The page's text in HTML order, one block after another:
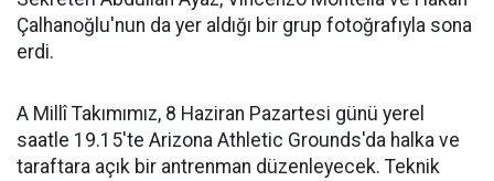
Çalhanoğlu'nun da yer aldığı bir grup fotoğrafıyla sona
erdi.
A Millî Takımımız, 8 Haziran Pazartesi günü yerel
saatle 19.15'te Arizona Athletic Grounds'da halka ve
taraftara açık bir antrenman düzenleyecek. Teknik